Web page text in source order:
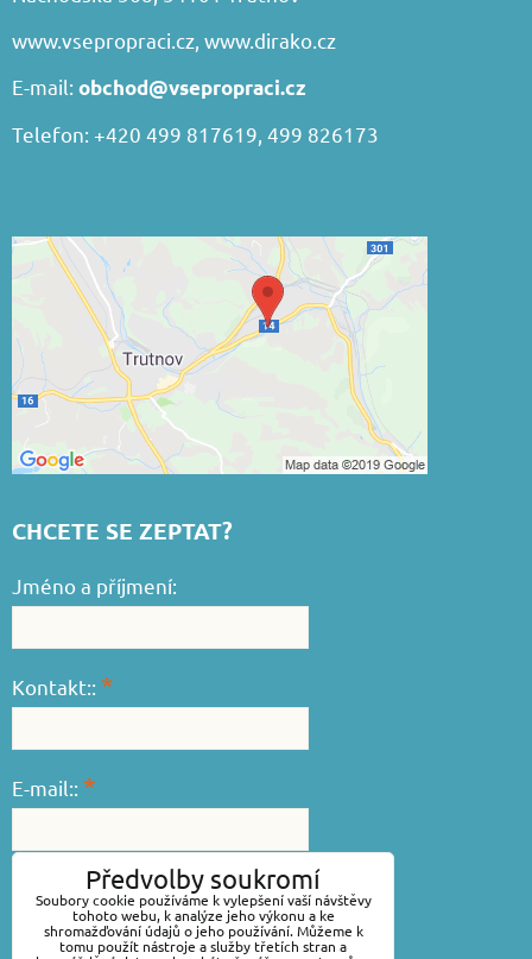
www.vsepropraci.cz, www.dirako.cz
E-mail: obchod@vsepropraci.cz
Telefon: +420 499 817619, 499 826173
CHCETE SE ZEPTAT?
Jméno a příjmení:
Kontakt:: *
E-mail:: *
Váš dotaz::*
Předvolby soukromí
Soubory cookie používáme k vylepšení vaší návštěvy
tohoto webu, k analýze jeho výkonu a ke
shromažďování údajů o jeho používání. Můžeme k
tomu použít nástroje a služby třetích stran a